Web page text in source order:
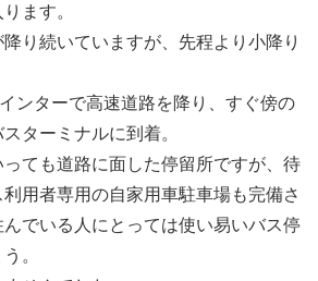
ます。
り続いていますが、先程より小降り
ンターで高速道路を降り、すぐ傍の
ターミナルに到着。
ても道路に面した停留所ですが、待
用者専用の自家用車駐車場も完備さ
でいる人にとっては使い易いバス停
。